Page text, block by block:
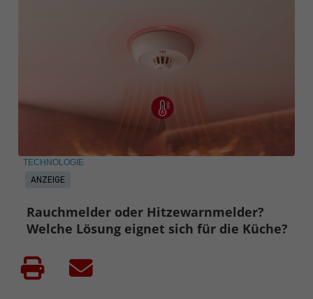
ANZEIGE
TECHNOLOGIE
Rauchmelder oder Hitzewarnmelder?
Welche Lösung eignet sich für die Küche?